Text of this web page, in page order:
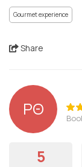
Gourmet experience
Share
ΡΘ
5